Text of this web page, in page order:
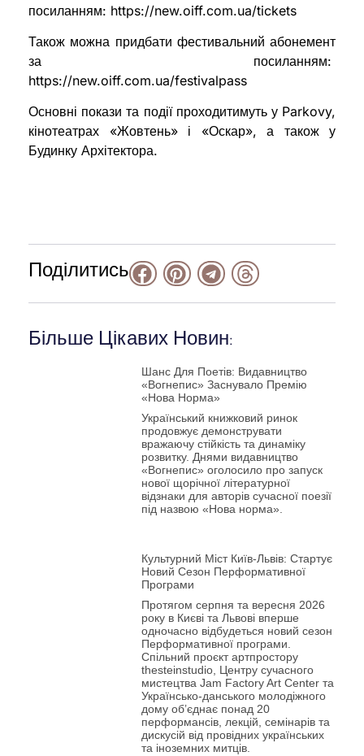
посиланням: https://new.oiff.com.ua/tickets
Також можна придбати фестивальний абонемент
за посиланням:
https://new.oiff.com.ua/festivalpass
Основні покази та події проходитимуть у Parkovy,
кінотеатрах «Жовтень» і «Оскар», а також у
Будинку Архітектора.
Поділитись
Більше Цікавих Новин:
Шанс Для Поетів: Видавництво
«Вогнепис» Заснувало Премію
«Нова Норма»
Український книжковий ринок
продовжує демонструвати
вражаючу стійкість та динаміку
розвитку. Днями видавництво
«Вогнепис» оголосило про запуск
нової щорічної літературної
відзнаки для авторів сучасної поезії
під назвою «Нова норма».
Культурний Міст Київ-Львів: Стартує
Новий Сезон Перформативної
Програми
Протягом серпня та вересня 2026
року в Києві та Львові вперше
одночасно відбудеться новий сезон
Перформативної програми.
Спільний проєкт артпростору
thesteinstudio, Центру сучасного
мистецтва Jam Factory Art Center та
Українсько-данського молодіжного
дому об’єднає понад 20
перформансів, лекцій, семінарів та
дискусій від провідних українських
та іноземних митців.